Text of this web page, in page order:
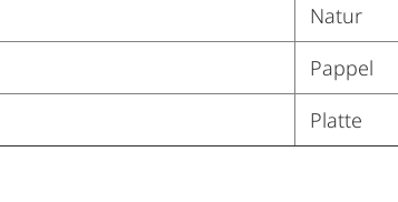
Natur
Pappel
Platte